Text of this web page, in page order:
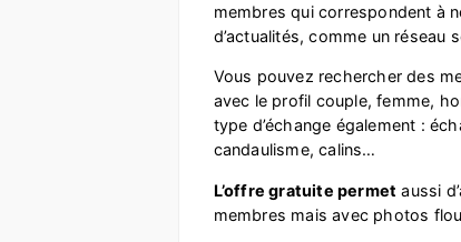
membres qui correspondent à
d’actualités, comme un réseau
Vous pouvez rechercher des
avec le profil couple, femme,
type d’échange également :
candaulisme, calins…
L’offre gratuite permet aussi
membres mais avec photos